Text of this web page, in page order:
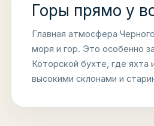
Горы прямо у
Главная атмосфера
моря и гор. Это особенно
Которской бухте, где
высокими склонами и